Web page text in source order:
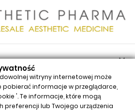


witryny internetowej może
pobierać informacje w przeglądarce,
'. Te informacje, które mogą
preferencji lub Twojego urządzenia